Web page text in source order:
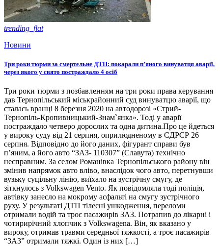
trending_flat
Новини
Три роки тюрми за смертельне ДТП: покарали п’яного винуватця аварії,
через якого у свято постраждало 4 осіб
Три роки тюрми з позбавленням на три роки права керування
дав Тернопільський міськрайонний суд винуватцю аварії, що
сталась вранці 8 березня 2020 на автодорозі «Стрий-
Тернопіль-Кропивницький-Знам`янка». Тоді у аварії
постраждало четверо дорослих та одна дитина.Про це йдеться
у вироку суду від 21 серпня, оприлюдненому в ЄДРСР 26
серпня. Відповідно до його даних, фігурант справи був
п’яним, а його авто “ЗАЗ- 110307” (Славута) технічно
несправним. За селом Романівка Тернопільського району він
змінив напрямок авто вліво, внаслідок чого авто, перетнувши
вузьку суцільну лінію, виїхало на зустрічну смугу, де
зіткнулось з Volkswagen Vento. Як повідомляла тоді поліція,
автівку занесло на мокрому асфальті на смугу зустрічного
руху. У результаті ДТП тілесні ушкодження, переломи
отримали водій та троє пасажирів ЗАЗ. Потрапив до лікарні і
чотирирічний хлопчик з Volkswagenа. Він, як вказано у
вироку, отримав травми середньої тяжкості, а троє пасажирів
“ЗАЗ” отримали тяжкі. Один із них […]